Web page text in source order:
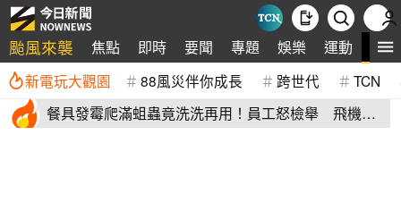
颱風來襲 焦點 即時 要聞 專題 娛樂 運動 全
新電玩大觀園 88風災伴你成長 跨世代 TCN
餐具發霉爬滿蛆蟲竟洗洗再用！員工怒檢舉 飛機餐